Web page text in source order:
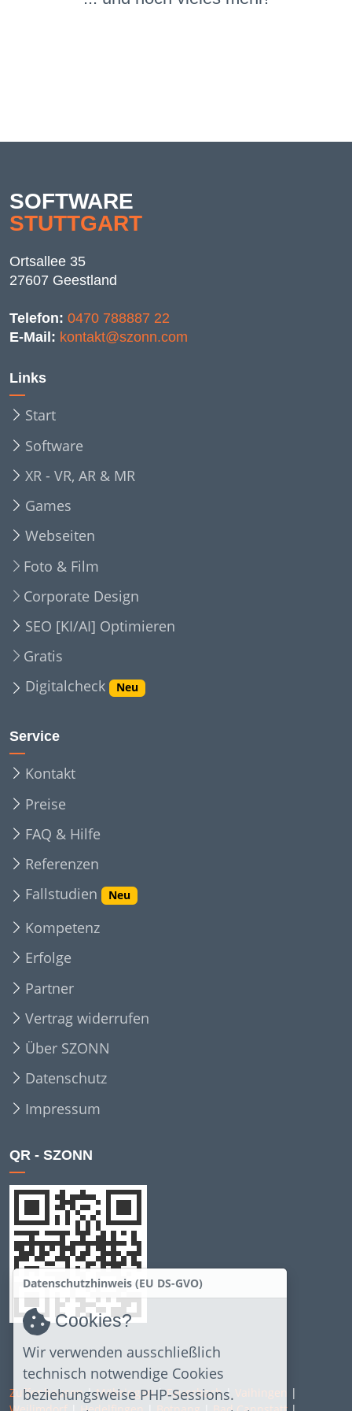
SOFTWARE
STUTTGART
Ortsallee 35
27607 Geestland
Telefon: 0470 788887 22
E-Mail: kontakt@szonn.com
Links
Start
Software
XR - VR, AR & MR
Games
Webseiten
Foto & Film
Corporate Design
SEO [KI/AI] Optimieren
Gratis
Digitalcheck
Neu
Service
Kontakt
Preise
FAQ & Hilfe
Referenzen
Fallstudien
Neu
Kompetenz
Erfolge
Partner
Vertrag widerrufen
Über SZONN
Datenschutz
Impressum
QR - SZONN
Zuffenhausen|Möhringen|Feuerbach| Vaihingen |
Datenschutzhinweis (EU DS-GVO)
Cookies?
Wir verwenden ausschließlich
technisch notwendige Cookies
beziehungsweise PHP-Sessions.